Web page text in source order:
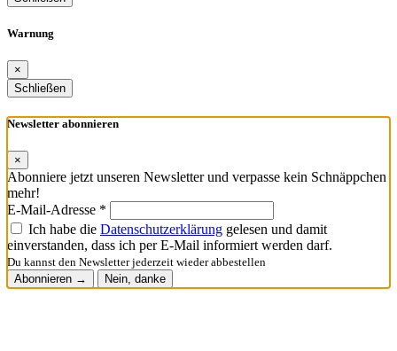
Warnung
×
Schließen
Newsletter abonnieren
×
Abonniere jetzt unseren Newsletter und verpasse kein Schnäppchen
mehr!
E-Mail-Adresse *
Ich habe die Datenschutzerklärung gelesen und damit
einverstanden, dass ich per E-Mail informiert werden darf.
Du kannst den Newsletter jederzeit wieder abbestellen
Abonnieren →
Nein, danke